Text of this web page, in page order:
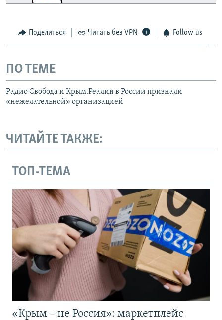
Поделиться Читать без VPN Follow us
ПО ТЕМЕ
Радио Свобода и Крым.Реалии в России признали
«нежелательной» организацией
ЧИТАЙТЕ ТАКЖЕ:
ТОП-ТЕМА
«Крым – не Россия»: маркетплейс